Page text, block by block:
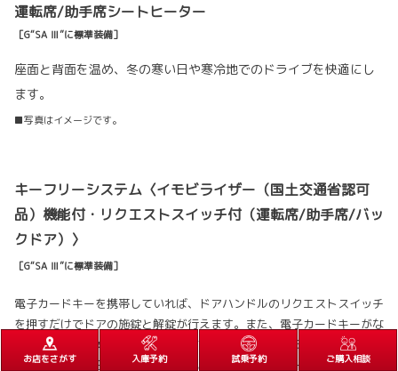
運転席/助手席シートヒーター
［G“SA Ⅲ”に標準装備］
座面と背面を温め、冬の寒い日や寒冷地でのドライブを快適にし
ます。
■写真はイメージです。
キーフリーシステム〈イモビライザー（国土交通省認可
品）機能付・リクエストスイッチ付（運転席/助手席/バッ
クドア）〉
［G“SA Ⅲ”に標準装備］
電子カードキーを携帯していれば、ドアハンドルのリクエストスイッチ
を押すだけでドアの施錠と解錠が行えます。また、電子カードキーがな
いとエンジンが始動しない、盗難防止に役立つイモビライザー機能付で
す。さらに、電子カードキーの電池残量が減ると、メーター内表示でお
お店をさがす 入庫予約 試乗予約 ご購入相談